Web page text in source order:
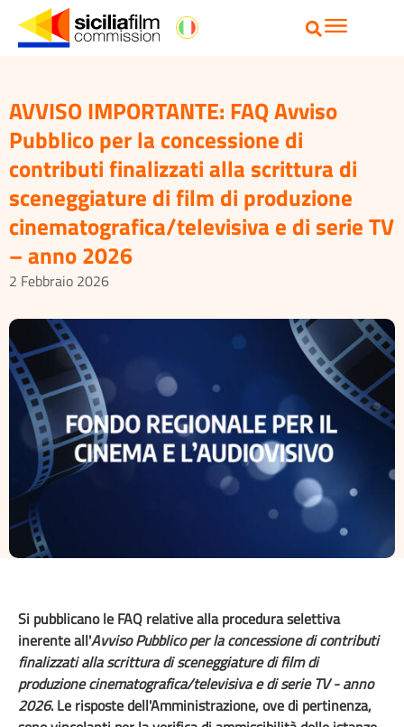
AVVISO IMPORTANTE: FAQ Avviso
Pubblico per la concessione di
contributi finalizzati alla scrittura di
sceneggiature di film di produzione
cinematografica/televisiva e di serie TV
– anno 2026
2 Febbraio 2026
Si pubblicano le FAQ relative alla procedura selettiva
inerente all'Avviso Pubblico per la concessione di contributi
finalizzati alla scrittura di sceneggiature di film di
produzione cinematografica/televisiva e di serie TV - anno
2026. Le risposte dell'Amministrazione, ove di pertinenza,